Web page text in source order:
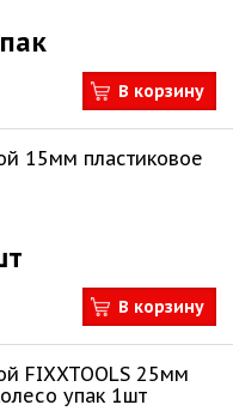
В корзину
15мм пластиковое
В корзину
FIXXTOOLS 25мм
упак 1шт